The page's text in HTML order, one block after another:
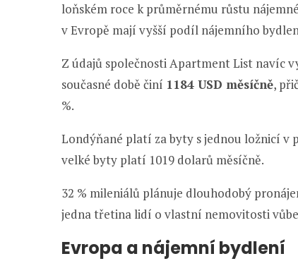
loňském roce k průměrnému růstu
v Evropě mají vyšší podíl nájemního
Z údajů společnosti Apartment List navíc
současné době činí 1184 USD měsíčně,
%.
Londýňané platí za byty s jednou ložnicí v
velké byty platí 1019 dolarů měsíčně.
32 % mileniálů plánuje dlouhodobý
jedna třetina lidí o vlastní nemovitosti
Evropa a nájemní bydlení